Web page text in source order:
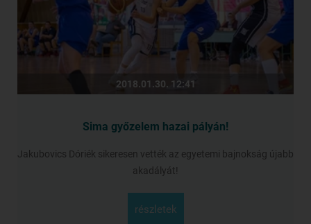
2018.01.30. 12:41
Sima győzelem hazai pályán!
Jakubovics Dóriék sikeresen vették az egyetemi bajnokság újabb
akadályát!
részletek